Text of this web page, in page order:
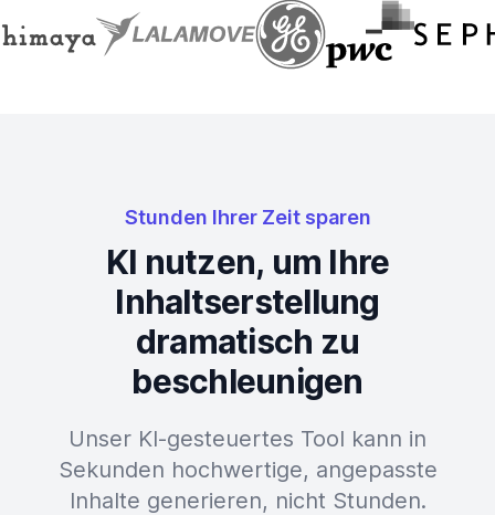
Stunden Ihrer Zeit sparen
KI nutzen, um Ihre
Inhaltserstellung
dramatisch zu
beschleunigen
Unser KI-gesteuertes Tool kann in
Sekunden hochwertige, angepasste
Inhalte generieren, nicht Stunden.